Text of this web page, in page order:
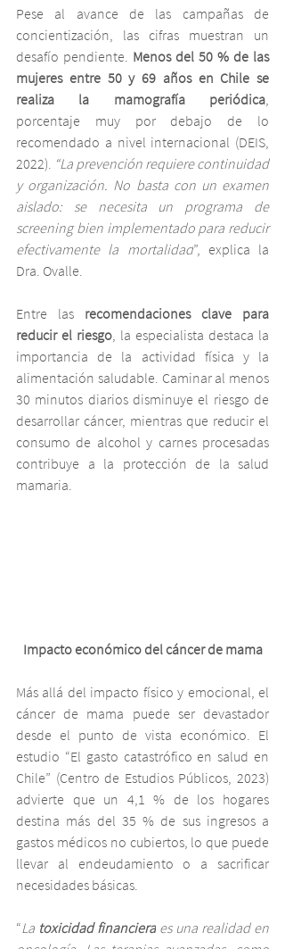
Pese al avance de las campañas de
concientización, las cifras muestran un
desafío pendiente. Menos del 50 % de las
mujeres entre 50 y 69 años en Chile se
realiza la mamografía periódica,
porcentaje muy por debajo de lo
recomendado a nivel internacional (DEIS,
2022). “La prevención requiere continuidad
y organización. No basta con un examen
aislado: se necesita un programa de
screening bien implementado para reducir
efectivamente la mortalidad”, explica la
Dra. Ovalle.
Entre las recomendaciones clave para
reducir el riesgo, la especialista destaca la
importancia de la actividad física y la
alimentación saludable. Caminar al menos
30 minutos diarios disminuye el riesgo de
desarrollar cáncer, mientras que reducir el
consumo de alcohol y carnes procesadas
contribuye a la protección de la salud
mamaria.
Impacto económico del cáncer de mama
Más allá del impacto físico y emocional, el
cáncer de mama puede ser devastador
desde el punto de vista económico. El
estudio “El gasto catastrófico en salud en
Chile” (Centro de Estudios Públicos, 2023)
advierte que un 4,1 % de los hogares
destina más del 35 % de sus ingresos a
gastos médicos no cubiertos, lo que puede
llevar al endeudamiento o a sacrificar
necesidades básicas.
“La toxicidad financiera es una realidad en